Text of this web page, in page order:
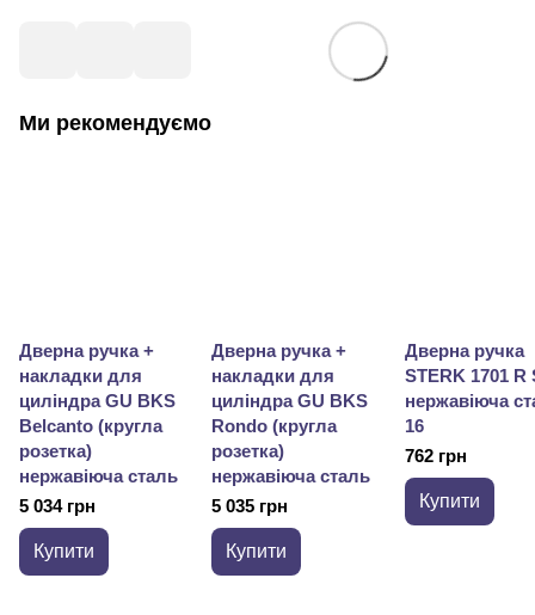
Ми рекомендуємо
Дверна ручка +
накладки для
циліндра GU BKS
Belcanto (кругла
розетка)
нержавіюча сталь
5 034 грн
Купити
Дверна ручка +
накладки для
циліндра GU BKS
Rondo (кругла
розетка)
нержавіюча сталь
5 035 грн
Купити
Дверна ручка
STERK 1701 R
нержавіюча
16
762 грн
Купити